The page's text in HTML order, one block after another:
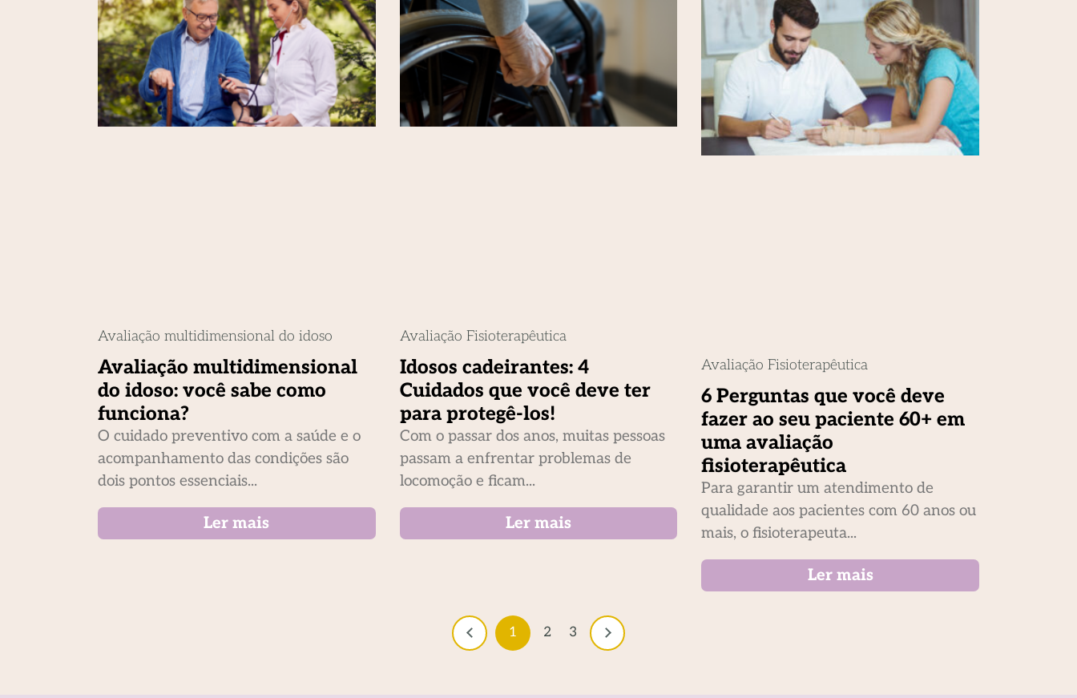
Avaliação multidimensional do idoso
Avaliação multidimensional
do idoso: você sabe como
funciona?
O cuidado preventivo com a saúde e o
acompanhamento das condições são
dois pontos essenciais...
Ler mais
Avaliação Fisioterapêutica
Idosos cadeirantes: 4
Cuidados que você deve ter
para protegê-los!
Com o passar dos anos, muitas pessoas
passam a enfrentar problemas de
locomoção e ficam...
Ler mais
Avaliação Fisioterapêutica
6 Perguntas que você deve
fazer ao seu paciente 60+ em
uma avaliação
fisioterapêutica
Para garantir um atendimento de
qualidade aos pacientes com 60 anos ou
mais, o fisioterapeuta...
Ler mais
1 2 3